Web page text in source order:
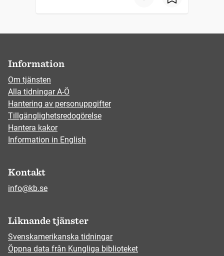
Information
Om tjänsten
Alla tidningar A-Ö
Hantering av personuppgifter
Tillgänglighetsredogörelse
Hantera kakor
Information in English
Kontakt
info@kb.se
Liknande tjänster
Svenskamerikanska tidningar
Öppna data från Kungliga biblioteket